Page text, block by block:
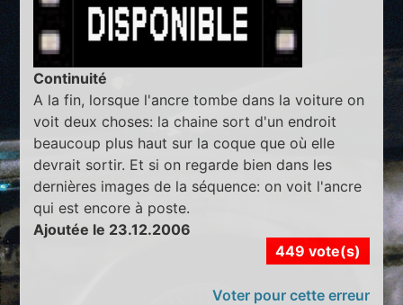
Continuité
A la fin, lorsque l'ancre tombe dans la voiture on
voit deux choses: la chaine sort d'un endroit
beaucoup plus haut sur la coque que où elle
devrait sortir. Et si on regarde bien dans les
dernières images de la séquence: on voit l'ancre
qui est encore à poste.
Ajoutée le 23.12.2006
449 vote(s)
Voter pour cette erreur